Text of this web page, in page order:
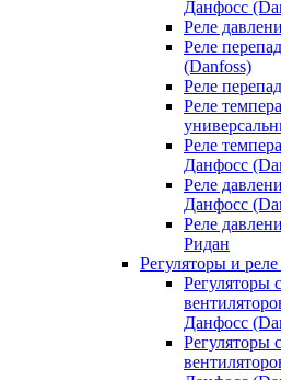
Данфосс
Реле
Реле
(Danfoss)
Реле
Реле
Реле
Данфосс
Реле
Данфосс
Реле
Ридан
Регуляторы и
Регуляторы
Данфосс
Регуляторы